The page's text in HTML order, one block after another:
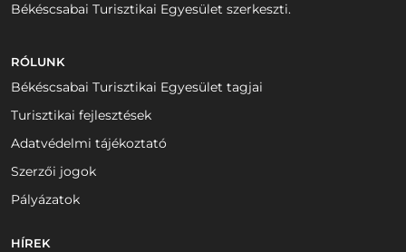
Békéscsabai Turisztikai Egyesület szerkeszti.
RÓLUNK
Békéscsabai Turisztikai Egyesület tagjai
Turisztikai fejlesztések
Adatvédelmi tájékoztató
Szerzői jogok
Pályázatok
HÍREK